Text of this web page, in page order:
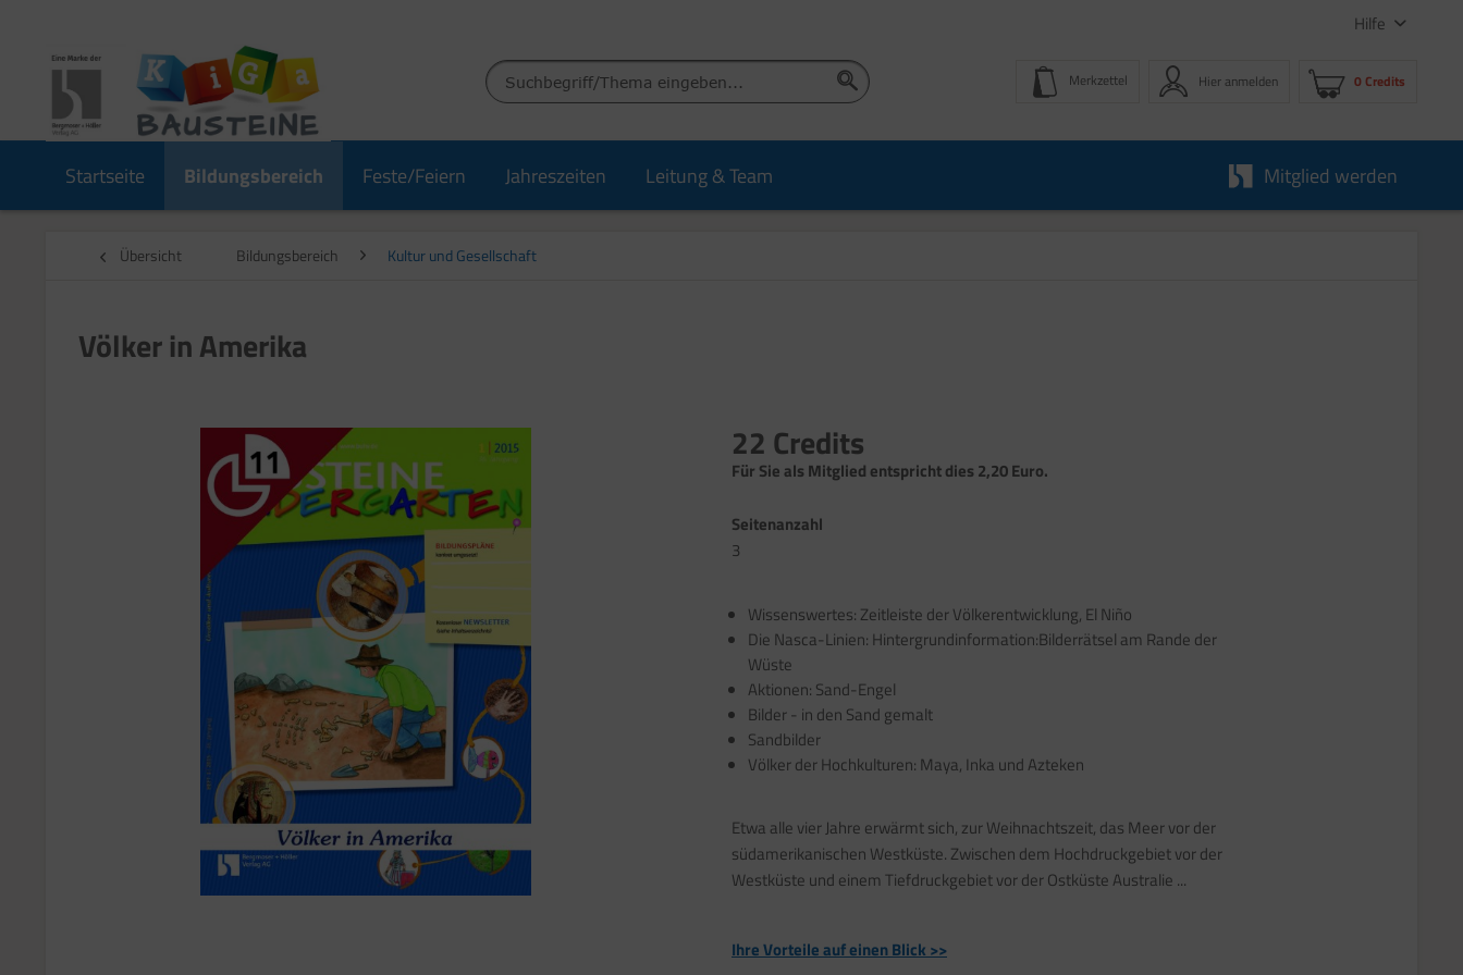
Hilfe
Merkzettel Hier anmelden 0 Credits
Startseite Bildungsbereich Feste/Feiern Jahreszeiten Leitung & Team Mitglied werden
Übersicht Bildungsbereich Kultur und Gesellschaft
Völker in Amerika
22 Credits
Für Sie als Mitglied entspricht dies 2,20 Euro.
Seitenanzahl
3
Wissenswertes: Zeitleiste der Völkerentwicklung, El Niño
Die Nasca-Linien: Hintergrundinformation:Bilderrätsel am Rande der
Wüste
Aktionen: Sand-Engel
Bilder - in den Sand gemalt
Sandbilder
Völker der Hochkulturen: Maya, Inka und Azteken
Etwa alle vier Jahre erwärmt sich, zur Weihnachtszeit, das Meer vor der
südamerikanischen Westküste. Zwischen dem Hochdruckgebiet vor der
Westküste und einem Tiefdruckgebiet vor der Ostküste Australie ...
Ihre Vorteile auf einen Blick >>